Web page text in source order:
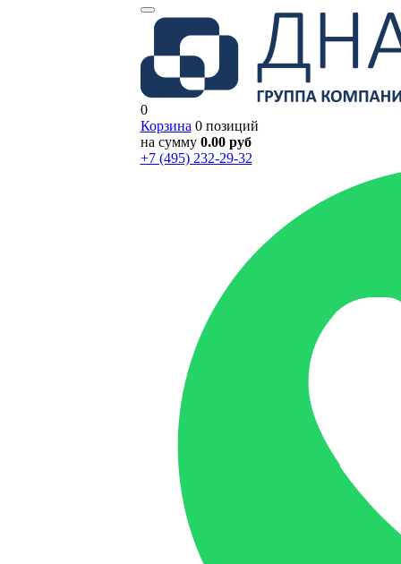
0
Корзина 0 позиций
на сумму 0.00 руб
+7 (495) 232-29-32